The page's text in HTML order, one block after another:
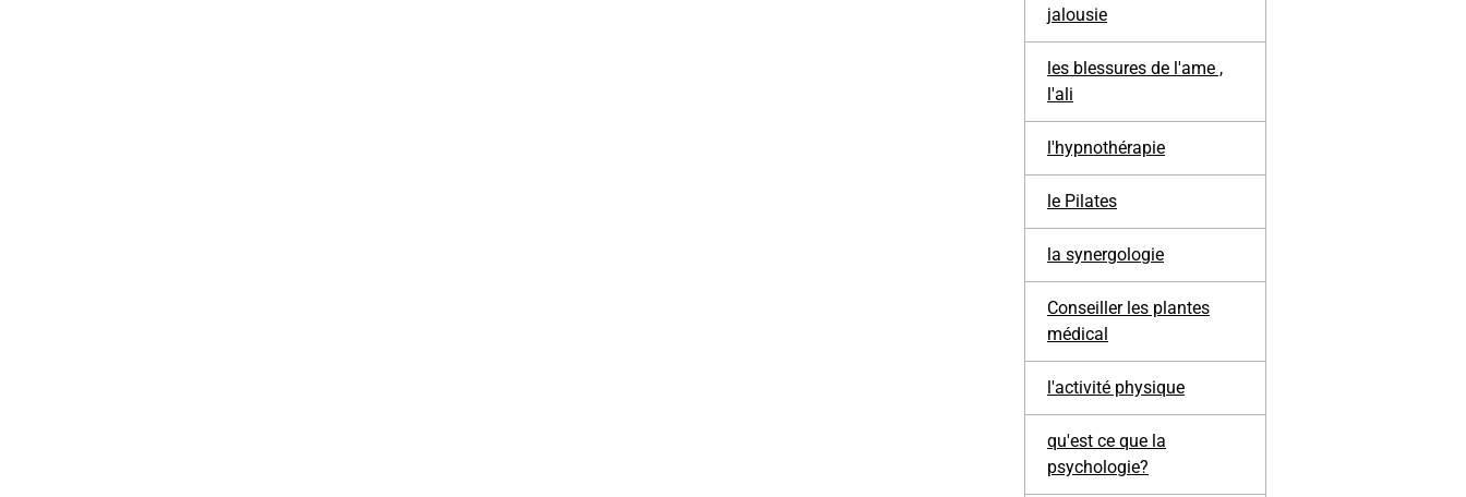
jalousie
les blessures de l'ame ,
l'ali
l'hypnothérapie
le Pilates
la synergologie
Conseiller les plantes
médical
l'activité physique
qu'est ce que la
psychologie?